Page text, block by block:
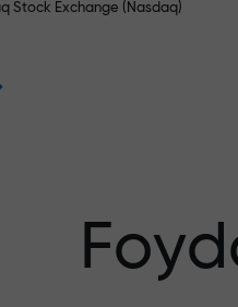
Stock Exchange (Nasdaq)